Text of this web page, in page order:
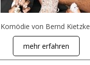
Komödie von Bernd Kietzke
mehr erfahren